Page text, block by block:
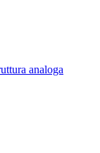
analoga